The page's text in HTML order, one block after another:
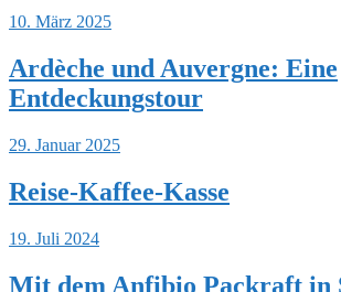
10. März 2025
Ardèche und Auvergne: Eine
Entdeckungstour
29. Januar 2025
Reise-Kaffee-Kasse
19. Juli 2024
Mit dem Anfibio Packraft in